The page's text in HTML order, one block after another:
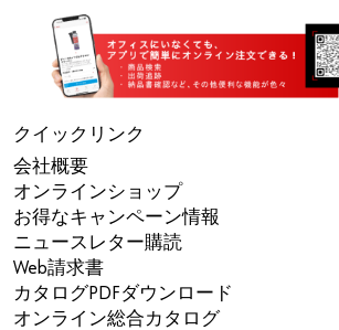
クイックリンク
会社概要
オンラインショップ
お得なキャンペーン情報
ニュースレター購読
Web請求書
カタログPDFダウンロード
オンライン総合カタログ